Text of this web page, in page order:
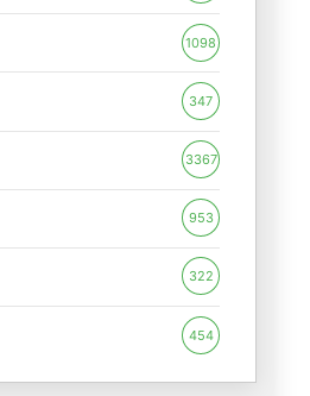
15/02/2026
المنظور الأوروبي للدور الأمريك
12/02/2026
الأزمة الأمريكية : بنية أم فرد
09/02/2026
بمناسبة جيفري
غرينلاند
1098
347
3367
953
322
454